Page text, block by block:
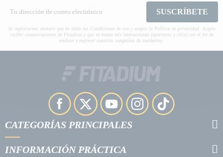
SUSCRÍBETE
Al registrarme, declaro que he leído las Condiciones de uso y acepto la Política de privacidad. Acepto
recibir comunicaciones de Fitadium y que se miden mis interacciones (aperturas y clics) con el fin de
evaluar y mejorar nuestras campañas de marketing.
CATEGORÍAS PRINCIPALES
INFORMACIÓN PRÁCTICA